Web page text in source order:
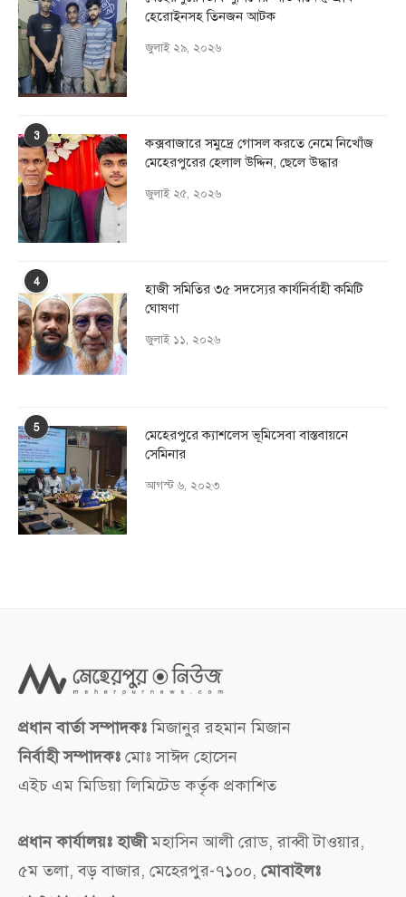
হেরোইনসহ তিনজন আটক
জুলাই ২৯, ২০২৬
3
কক্সবাজারে সমুদ্রে গোসল করতে নেমে নিখোঁজ
মেহেরপুরের হেলাল উদ্দিন, ছেলে উদ্ধার
জুলাই ২৫, ২০২৬
4
হাজী সমিতির ৩৫ সদস্যের কার্যনির্বাহী কমিটি
ঘোষণা
জুলাই ১১, ২০২৬
5
মেহেরপুরে ক্যাশলেস ভূমিসেবা বাস্তবায়নে
সেমিনার
আগস্ট ৬, ২০২৩
প্রধান বার্তা সম্পাদকঃমিজানুর রহমান মিজান
নির্বাহী সম্পাদকঃ মোঃ সাঈদ হোসেন
এইচ এম মিডিয়া লিমিটেড কর্তৃক প্রকাশিত
প্রধান কার্যালয়ঃ হাজীমহাসিন আলী রোড, রাব্বী টাওয়ার,
৫ম তলা, বড় বাজার, মেহেরপুর-৭১০০, মোবাইলঃ